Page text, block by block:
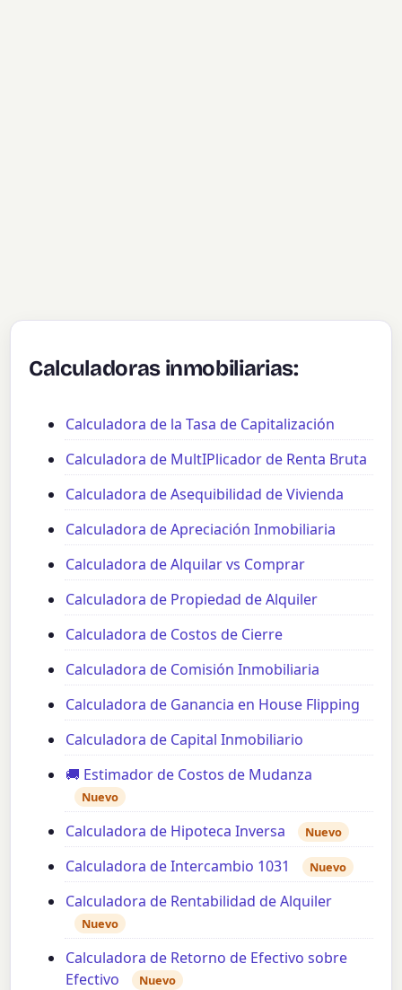
Calculadoras inmobiliarias:
Calculadora de la Tasa de Capitalización
Calculadora de MultIPlicador de Renta Bruta
Calculadora de Asequibilidad de Vivienda
Calculadora de Apreciación Inmobiliaria
Calculadora de Alquilar vs Comprar
Calculadora de Propiedad de Alquiler
Calculadora de Costos de Cierre
Calculadora de Comisión Inmobiliaria
Calculadora de Ganancia en House Flipping
Calculadora de Capital Inmobiliario
🚚 Estimador de Costos de Mudanza
Nuevo
Calculadora de Hipoteca Inversa Nuevo
Calculadora de Intercambio 1031 Nuevo
Calculadora de Rentabilidad de Alquiler
Nuevo
Calculadora de Retorno de Efectivo sobre
Efectivo
Nuevo